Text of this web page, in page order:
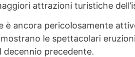
attrazioni turistiche
è ancora pericolosamente
le spettacolari
decennio precedente.